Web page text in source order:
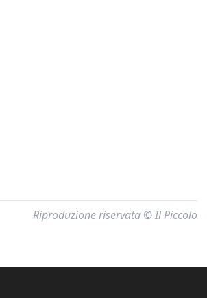
Riproduzione riservata © Il Piccolo